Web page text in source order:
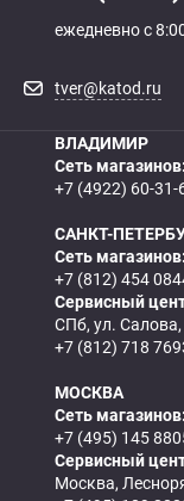
ежедневно с
tver@katod.ru
ВЛАДИМИР
Сеть магазинов:
+7 (4922) 60-31-
САНКТ-
Сеть магазинов:
+7 (812) 454
Сервисный
СПб, ул.
+7 (812) 718
МОСКВА
Сеть магазинов:
+7 (495) 145
Сервисный
Москва,